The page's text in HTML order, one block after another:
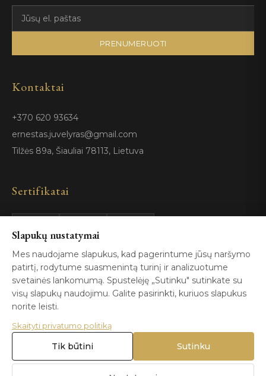
PRENUMERUOTI
Kontaktai
+370 620 93634
ernestas.juvelyras@gmail.com
Tilžės 89a, Šiauliai 78113, Lietuva
Sertifikatai
GIA
Certified
ISO 9001
© 2026 Blizga.lt. Visos teisės saugomos. |
Slapukų nustatymai
Mes naudojame slapukus, kad pagerintume jūsų naršymo
patirtį, rodytume suasmenintą turinį ir analizuotume
svetainės lankomumą. Spustelėję „Sutinku" sutinkate su
visų slapukų naudojimu. Galite pasirinkti, kuriuos slapukus
norite leisti.
Skaityti privatumo politiką
Tik būtini Sutinku